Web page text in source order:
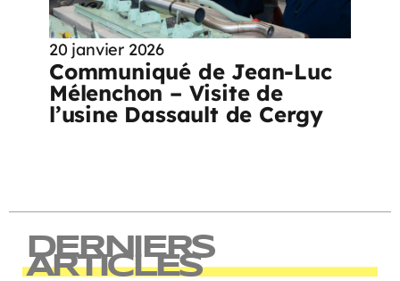
20 janvier 2026
Communiqué de Jean-Luc
Mélenchon – Visite de
l’usine Dassault de Cergy
DERNIERS
ARTICLES